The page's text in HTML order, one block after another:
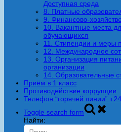
Доступная среда
8. Платные
9. Финансово-
10. Вакантные места
обучающихся
11. Стипендии и меры
12. Международное
13. Организация
организации
14. Образовательные
Приём в 1 класс
Противодействие коррупции
Телефон “горячей линии”
Toggle search form
Найти: